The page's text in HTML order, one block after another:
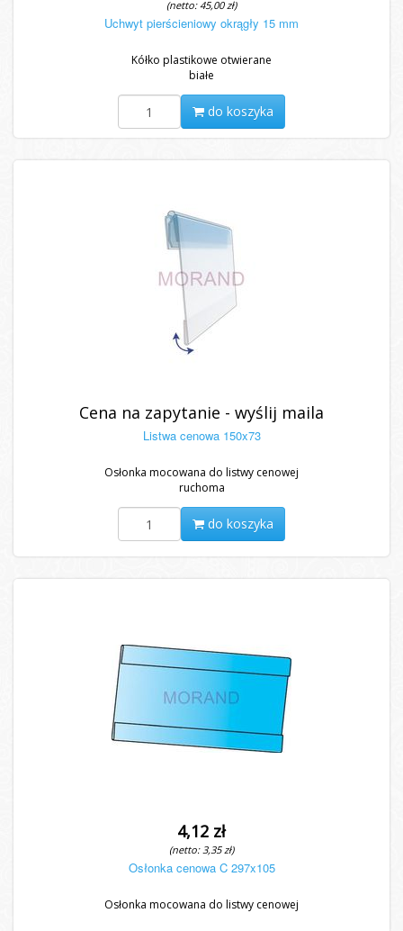
(netto: 45,00 zł)
Uchwyt pierścieniowy okrągły 15 mm
Kółko plastikowe otwierane
białe
do koszyka
Cena na zapytanie - wyślij maila
Listwa cenowa 150x73
Osłonka mocowana do listwy cenowej
ruchoma
do koszyka
4,12 zł
(netto: 3,35 zł)
Osłonka cenowa C 297x105
Osłonka mocowana do listwy cenowej